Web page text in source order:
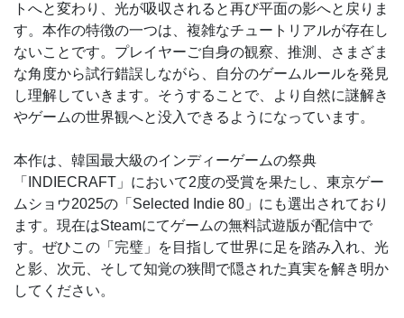
トへと変わり、光が吸収されると再び平面の影へと戻りま
す。本作の特徴の一つは、複雑なチュートリアルが存在し
ないことです。プレイヤーご自身の観察、推測、さまざま
な角度から試行錯誤しながら、自分のゲームルールを発見
し理解していきます。そうすることで、より自然に謎解き
やゲームの世界観へと没入できるようになっています。
本作は、韓国最大級のインディーゲームの祭典
「INDIECRAFT」において2度の受賞を果たし、東京ゲー
ムショウ2025の「Selected Indie 80」にも選出されており
ます。現在はSteamにてゲームの無料試遊版が配信中で
す。ぜひこの「完璧」を目指して世界に足を踏み入れ、光
と影、次元、そして知覚の狭間で隠された真実を解き明か
してください。